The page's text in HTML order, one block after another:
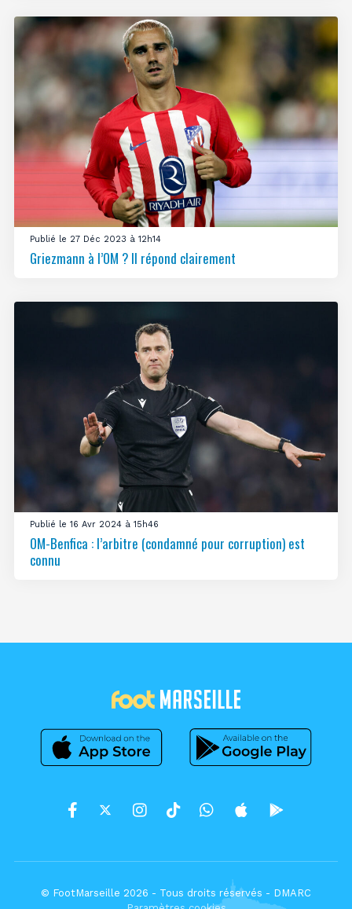
Publié le 27 Déc 2023 à 12h14
Griezmann à l’OM ? Il répond clairement
Publié le 16 Avr 2024 à 15h46
OM-Benfica : l’arbitre (condamné pour corruption) est
connu
© FootMarseille 2026 - Tous droits réservés - DMARC